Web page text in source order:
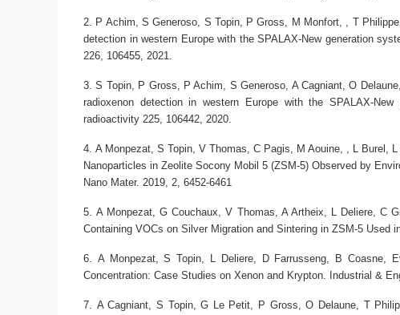
P Achim, S Generoso, S Topin, P Gross, M Monfort, , T
detection in western Europe with the SPALAX-New generation
226, 106455, 2021.
S Topin, P Gross, P Achim, S Generoso, A Cagniant, O
radioxenon detection in western Europe with the SPALAX-
radioactivity 225, 106442, 2020.
A Monpezat, S Topin, V Thomas, C Pagis, M Aouine, , L Burel,
Nanoparticles in Zeolite Socony Mobil 5 (ZSM-5) Observed by
Nano Mater. 2019, 2, 6452-6461
A Monpezat, G Couchaux, V Thomas, A Artheix, L Deliere, C
Containing VOCs on Silver Migration and Sintering in ZSM-5 Used
A Monpezat, S Topin, L Deliere, D Farrusseng, B Coasne,
Concentration: Case Studies on Xenon and Krypton. Industrial &
A Cagniant, S Topin, G Le Petit, P Gross, O Delaune, T